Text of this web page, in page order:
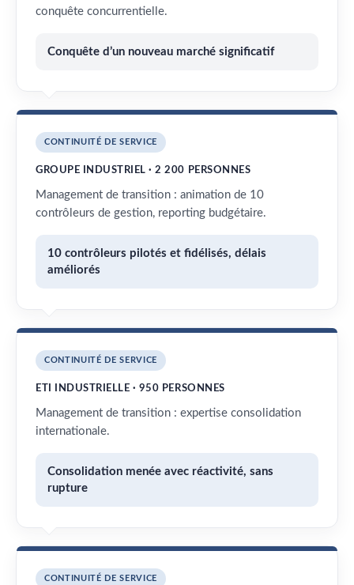
conquête concurrentielle.
Conquête d’un nouveau marché significatif
CONTINUITÉ DE SERVICE
GROUPE INDUSTRIEL · 2 200 PERSONNES
Management de transition : animation de 10
contrôleurs de gestion, reporting budgétaire.
10 contrôleurs pilotés et fidélisés, délais
améliorés
CONTINUITÉ DE SERVICE
ETI INDUSTRIELLE · 950 PERSONNES
Management de transition : expertise consolidation
internationale.
Consolidation menée avec réactivité, sans
rupture
CONTINUITÉ DE SERVICE